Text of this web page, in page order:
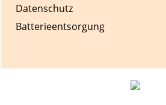
Datenschutz
Batterieentsorgung